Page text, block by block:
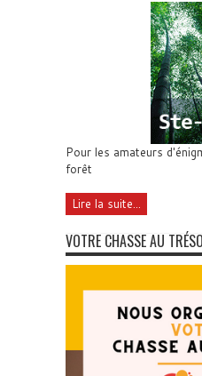
Pour les amateurs
forêt
Lire la suite...
VOTRE CHASSE AU